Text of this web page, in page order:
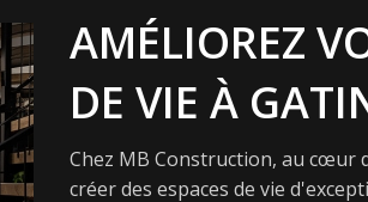
AMÉLIOREZ
DE VIE À
Chez MB Construction, au cœur
créer des espaces de vie